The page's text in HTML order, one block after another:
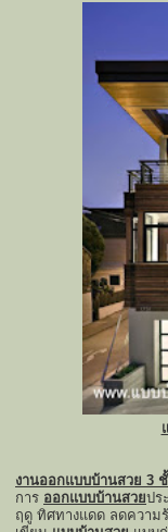
งานออกแบบบ้านสวย 3
การ ออกแบบบ้านสวยปร
ฤดู ทิศทางแดด ลดความ